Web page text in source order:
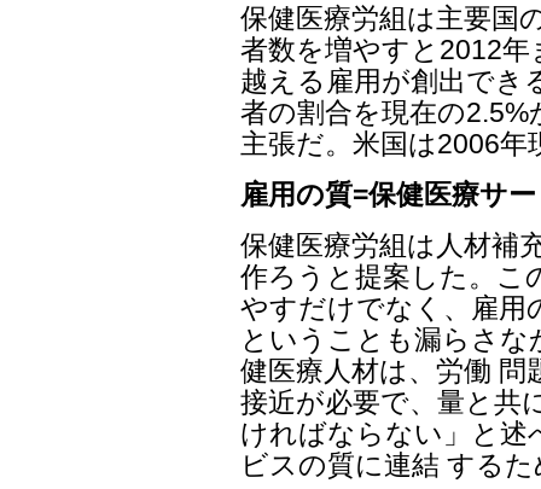
保健医療労組は主要国
者数を増やすと2012
越える雇用が創出でき
者の割合を現在の
主張だ。米国は2006年
雇用の質=保健医療サ
保健医療労組は人材補
作ろうと提案した。こ
やすだけでなく、雇用
ということも漏らさ
健医療人材は、労働
接近が必要で、量と共
ければならない」と述
ビスの質に連結 する